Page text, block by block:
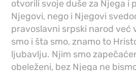
otvorili svoje duše za Njega i
Njegovi, nego i Njegovi
pravoslavni srpski narod već
smo i šta smo, znamo to
ljubavlju. Njim smo
obeleženi, bez Njega ne